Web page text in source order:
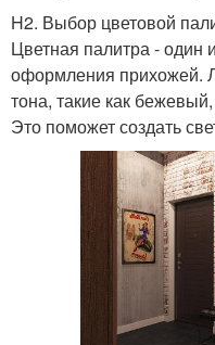
H2. Выбор цветовой
Цветная палитра - один
оформления прихожей.
тона, такие как
Это поможет создать